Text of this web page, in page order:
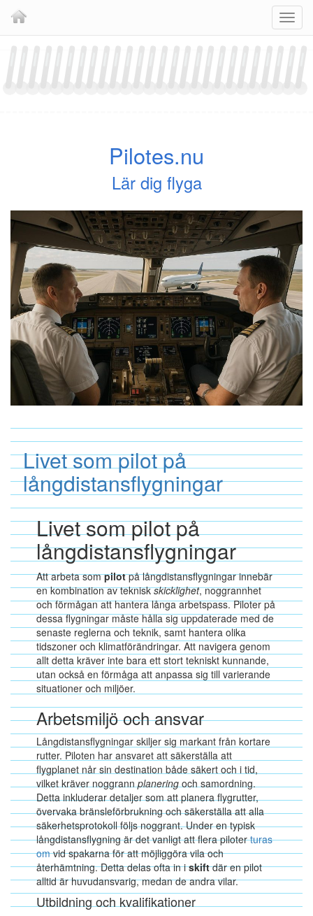
content
Pilotes.nu
Lär dig flyga
Livet som pilot på
långdistansflygningar
Livet som pilot på
långdistansflygningar
Att arbeta sompilotpå långdistansflygningar innebär
en kombination av tekniskskicklighet, noggrannhet
och förmågan att hantera långa arbetspass. Piloter på
dessa flygningar måste hålla sig uppdaterade med de
senaste reglerna och teknik, samt hantera olika
tidszoner och klimatförändringar. Att navigera genom
allt detta kräver inte bara ett stort tekniskt kunnande,
utan också en förmåga att anpassa sig till varierande
situationer och miljöer.
Arbetsmiljö och ansvar
Långdistansflygningar skiljer sig markant från kortare
rutter. Piloten har ansvaret att säkerställa att
flygplanet når sin destination både säkert och i tid,
vilket kräver noggrannplanering och samordning.
Detta inkluderar detaljer som att planera flygrutter,
övervaka bränsleförbrukning och säkerställa att alla
säkerhetsprotokoll följs noggrant. Under en typisk
långdistansflygning är det vanligt att flera piloterturas
omvid spakarna för att möjliggöra vila och
återhämtning. Detta delas ofta in iskiftdär en pilot
alltid är huvudansvarig, medan de andra vilar.
Utbildning och kvalifikationer